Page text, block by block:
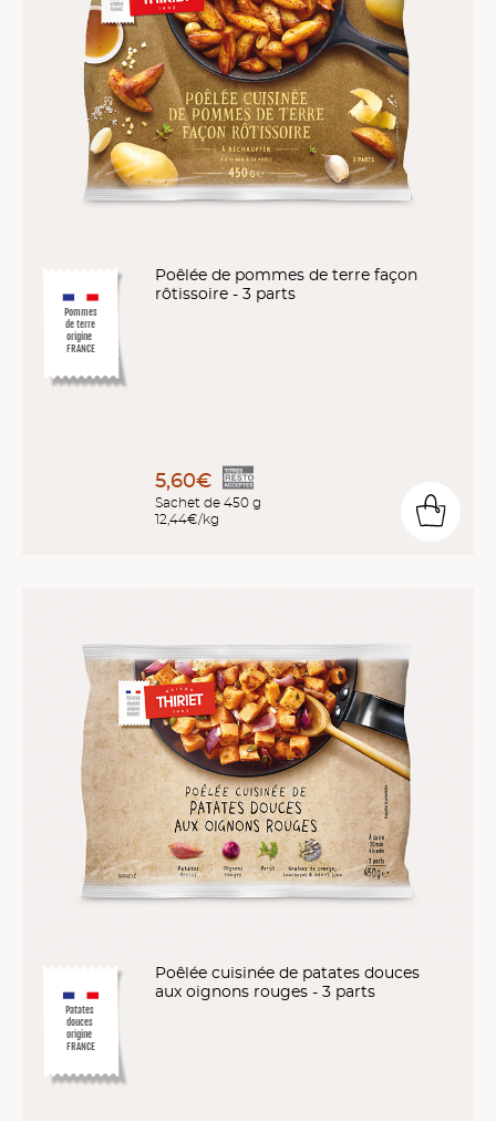
Pommes
de terre
origine
FRANCE
Poêlée de pommes de terre façon
rôtissoire - 3 parts
5,60€
Sachet de 450 g
12,44€/kg
Patates
douces
origine
FRANCE
Poêlée cuisinée de patates douces
aux oignons rouges - 3 parts